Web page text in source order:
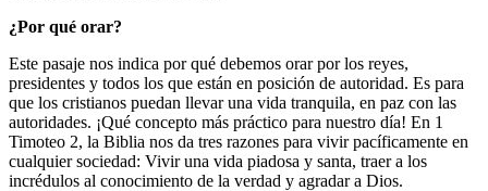
¿Por qué orar?
Este pasaje nos indica por qué debemos orar por los reyes,
presidentes y todos los que están en posición de autoridad. Es para
que los cristianos puedan llevar una vida tranquila, en paz con las
autoridades. ¡Qué concepto más práctico para nuestro día! En 1
Timoteo 2, la Biblia nos da tres razones para vivir pacíficamente en
cualquier sociedad: Vivir una vida piadosa y santa, traer a los
incrédulos al conocimiento de la verdad y agradar a Dios.